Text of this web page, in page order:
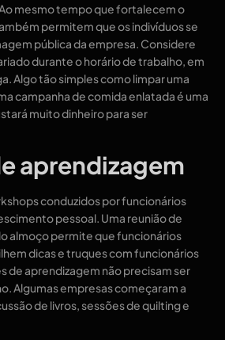
mesmo tempo que fortalecem o
permitem que os indivíduos se
pública da empresa. Considere
durante o horário de trabalho, em
Algo tão simples como limpar uma
campanha de comida enlatada é uma
muito dinheiro para ser
aprendizagem
conduzidos por funcionários
pessoal. Uma reunião de
almoço permite que funcionários
dicas e truques com funcionários
de aprendizagem não precisam ser
Algumas empresas começaram a
de livros, sessões de quilting e